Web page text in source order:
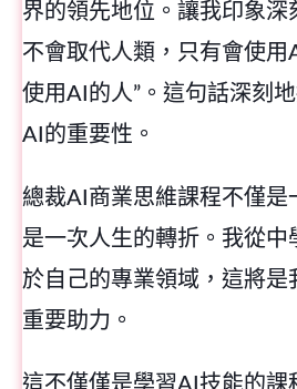
界的領先地位。讓我印象深
不會取代人類，只有會使
使用AI的人”。這句話深刻
AI的重要性。
總裁AI商業思維課程不僅是
是一次人生的轉折。我從中
於自己的專業領域，這將是
重要助力。